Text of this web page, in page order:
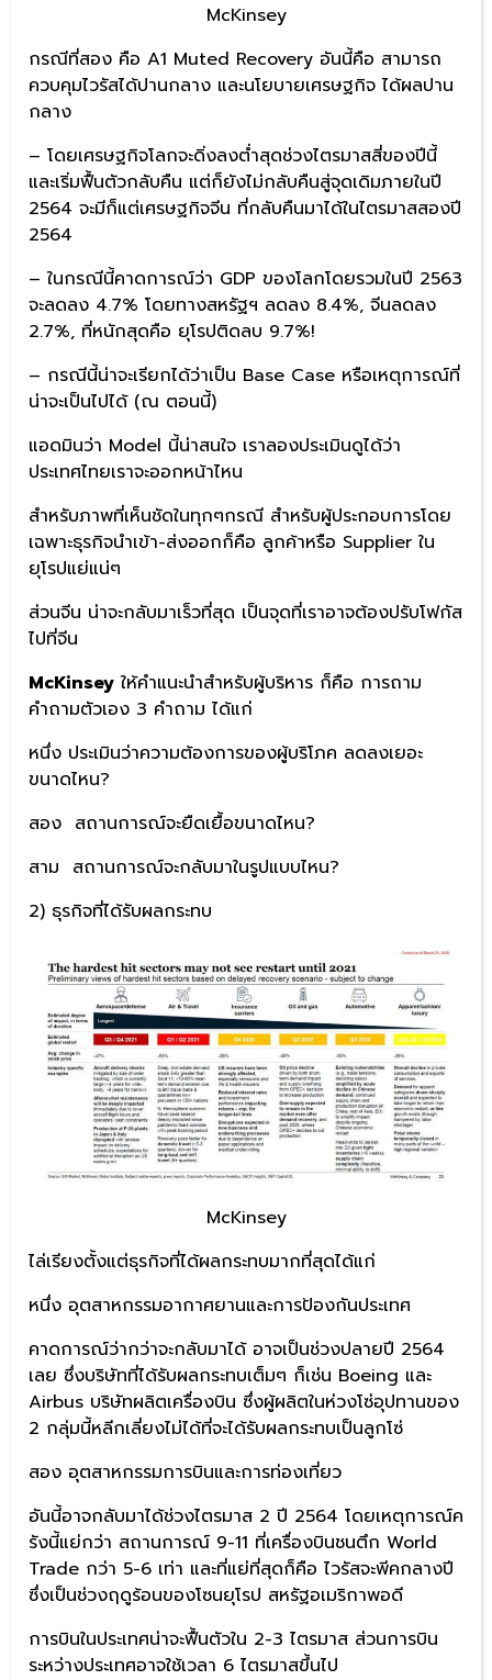
McKinsey
กรณีที่สอง คือ A1 Muted Recovery อันนี้คือ สามารถ
ควบคุมไวรัสได้ปานกลาง และนโยบายเศรษฐกิจ ได้ผลปาน
กลาง
– โดยเศรษฐกิจโลกจะดิ่งลงต่ำสุดช่วงไตรมาสสี่ของปีนี้
และเริ่มฟื้นตัวกลับคืน แต่ก็ยังไม่กลับคืนสู่จุดเดิมภายในปี
2564 จะมีก็แต่เศรษฐกิจจีน ที่กลับคืนมาได้ในไตรมาสสองปี
2564
– ในกรณีนี้คาดการณ์ว่า GDP ของโลกโดยรวมในปี 2563
จะลดลง 4.7% โดยทางสหรัฐฯ ลดลง 8.4%, จีนลดลง
2.7%, ที่หนักสุดคือ ยุโรปติดลบ 9.7%!
– กรณีนี้น่าจะเรียกได้ว่าเป็น Base Case หรือเหตุการณ์ที่
น่าจะเป็นไปได้ (ณ ตอนนี้)
แอดมินว่า Model นี้น่าสนใจ เราลองประเมินดูได้ว่า
ประเทศไทยเราจะออกหน้าไหน
สำหรับภาพที่เห็นชัดในทุกๆกรณี สำหรับผู้ประกอบการโดย
เฉพาะธุรกิจนำเข้า-ส่งออกก็คือ ลูกค้าหรือ Supplier ใน
ยุโรปแย่แน่ๆ
ส่วนจีน น่าจะกลับมาเร็วที่สุด เป็นจุดที่เราอาจต้องปรับโฟกัส
ไปที่จีน
McKinsey ให้คำแนะนำสำหรับผู้บริหาร ก็คือ การถาม
คำถามตัวเอง 3 คำถาม ได้แก่
หนึ่ง ประเมินว่าความต้องการของผู้บริโภค ลดลงเยอะ
ขนาดไหน?
สอง สถานการณ์จะยืดเยื้อขนาดไหน?
สาม สถานการณ์จะกลับมาในรูปแบบไหน?
2) ธุรกิจที่ได้รับผลกระทบ
McKinsey
ไล่เรียงตั้งแต่ธุรกิจที่ได้ผลกระทบมากที่สุดได้แก่
หนึ่ง อุตสาหกรรมอากาศยานและการป้องกันประเทศ
คาดการณ์ว่ากว่าจะกลับมาได้ อาจเป็นช่วงปลายปี 2564
เลย ซึ่งบริษัทที่ได้รับผลกระทบเต็มๆ ก็เช่น Boeing และ
Airbus บริษัทผลิตเครื่องบิน ซึ่งผู้ผลิตในห่วงโซ่อุปทานของ
2 กลุ่มนี้หลีกเลี่ยงไม่ได้ที่จะได้รับผลกระทบเป็นลูกโซ่
สอง อุตสาหกรรมการบินและการท่องเที่ยว
อันนี้อาจกลับมาได้ช่วงไตรมาส 2 ปี 2564 โดยเหตุการณ์ค
รังนี้แย่กว่า สถานการณ์ 9-11 ที่เครื่องบินชนตึก World
Trade กว่า 5-6 เท่า และที่แย่ที่สุดก็คือ ไวรัสจะพีคกลางปี
ซึ่งเป็นช่วงฤดูร้อนของโซนยุโรป สหรัฐอเมริกาพอดี
การบินในประเทศน่าจะฟื้นตัวใน 2-3 ไตรมาส ส่วนการบิน
ระหว่างประเทศอาจใช้เวลา 6 ไตรมาสขึ้นไป